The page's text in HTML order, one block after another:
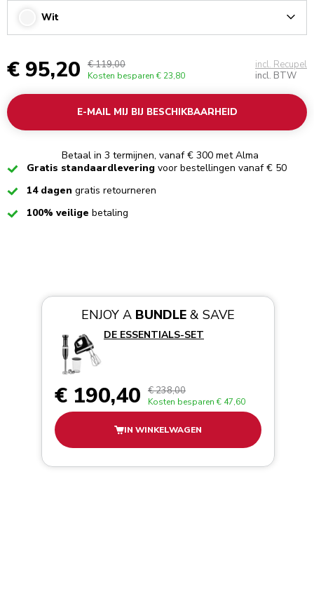
Wit
€ 95,20 € 119,00
Kosten besparen € 23,80
incl. Recupel
incl. BTW
E-MAIL MIJ BIJ BESCHIKBAARHEID
Betaal in 3 termijnen, vanaf € 300 met Alma
CheckedGratis standaardlevering voor bestellingen vanaf € 50
Checked14 dagen gratis retourneren
Checked100% veilige betaling
ENJOY A BUNDLE& SAVE
DE ESSENTIALS-SET
€ 190,40 € 238,00
Kosten besparen € 47,60
IN WINKELWAGEN